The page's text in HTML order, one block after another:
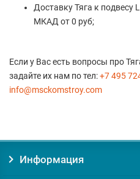
Доставку Тяга к подвесу
МКАД от 0 руб;
Если у Вас есть вопросы про
задайте их нам по тел:+7 495
info@msckomstroy.com
Информация